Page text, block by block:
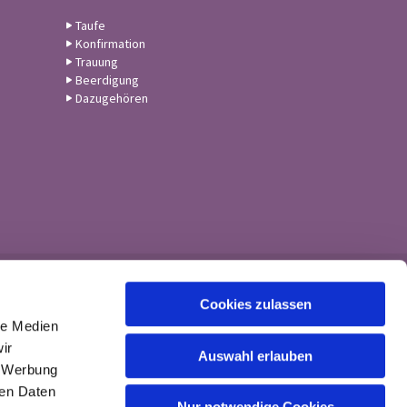
Medien
Daten
Cookies zulassen
Auswahl erlauben
Taufe
Konfirmation
Trauung
Beerdigung
Dazugehören